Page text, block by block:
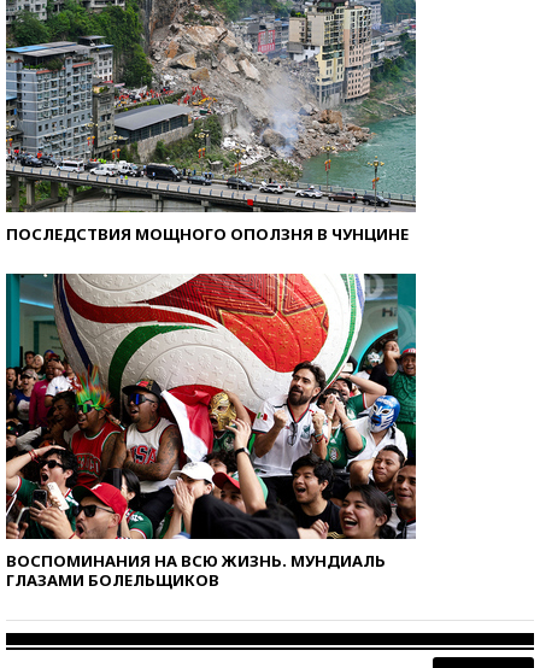
ПОСЛЕДСТВИЯ МОЩНОГО ОПОЛЗНЯ В ЧУНЦИНЕ
ВОСПОМИНАНИЯ НА ВСЮ ЖИЗНЬ. МУНДИАЛЬ
ГЛАЗАМИ БОЛЕЛЬЩИКОВ